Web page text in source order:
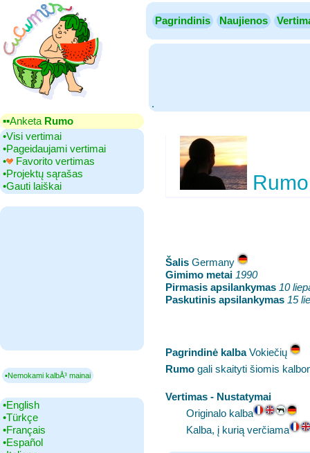
Pagrindinis Naujienos
.
▪▪‎Anketa Rumo
•‎Visi vertimai
•‎Pageidaujami vertimai
•‎
Favorito vertimas
•‎Projektų sąrašas
•‎Gauti laiškai
▪Nemokami kalbÅ³ mainai
•‎English
•‎Türkçe
•‎Français
•‎Español
Rumo
Šalis ‎Germany
Gimimo metai 1990
Pirmasis apsilankymas 10
Paskutinis apsilankymas 15
Pagrindinė kalba‎Vokiečių
Rumo gali skaityti šiomis
Vertimas - Nustatymai
Originalo kalba
Kalba, į kurią verčiama